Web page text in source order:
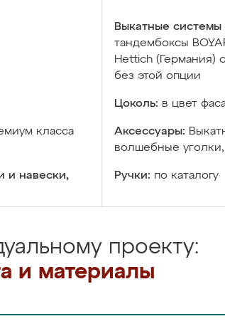
Выкатные системы
тандембоксы
Hettich (Германия)
без этой опции
Цоколь: в цвет
класса
Аксессуары:
волшебные
и навески,
Ручки: по каталогу
проекту:
и материалы